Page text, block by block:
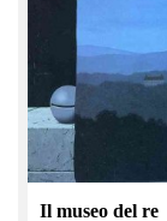
Il museo del re